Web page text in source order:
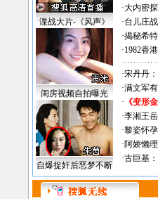
谍战大片-《风声》
闺房视频自拍曝光
自爆捉奸后恶梦不断
·大内密
·台儿庄
·揭秘希
·1982香
·宋丹丹
·满文军
· 《变形
·李湘王
·黎姿怀
·阿娇懒
·古巨基